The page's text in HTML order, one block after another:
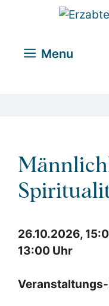
Menu
26.10.2026,
13:00 Uhr